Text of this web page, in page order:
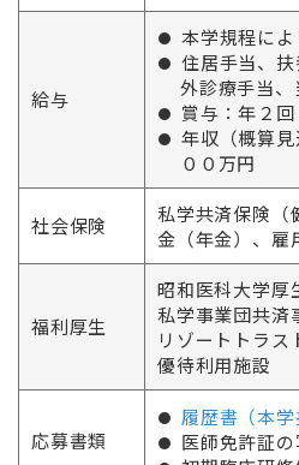
給与
本学規程によ
住居手当、
外診療手当
賞与：年２回
年収（概算
００万円
社会保険
私学共済保険（
金（年金）、雇
福利厚生
昭和医科大学厚
私学事業団共済
リゾートトラス
優待利用施設
応募書類
履歴書（本学
医師免許証の